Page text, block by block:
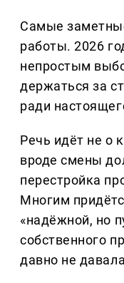
Самые
работы. 2026
непростым
держаться за
ради
Речь идёт не о
вроде смены
перестройка
Многим
«надёжной, но
собственного
давно не